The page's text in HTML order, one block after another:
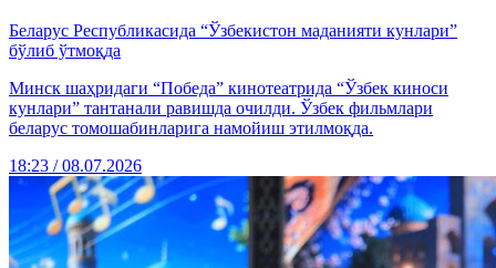
Беларус Республикасида “Ўзбекистон маданияти кунлари”
бўлиб ўтмоқда
Минск шаҳридаги “Победа” кинотеатрида “Ўзбек киноси
кунлари” тантанали равишда очилди. Ўзбек фильмлари
беларус томошабинларига намойиш этилмоқда.
18:23 / 08.07.2026